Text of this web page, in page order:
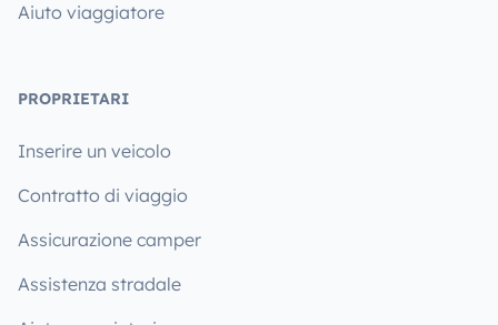
Aiuto viaggiatore
PROPRIETARI
Inserire un veicolo
Contratto di viaggio
Assicurazione camper
Assistenza stradale